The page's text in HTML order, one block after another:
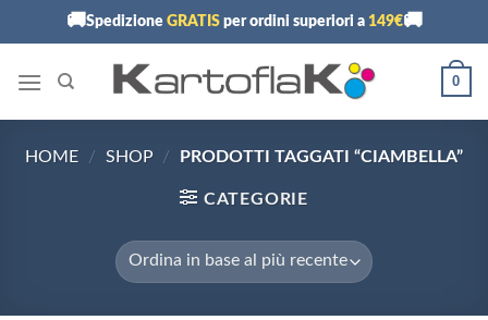
🚚Spedizione GRATISper ordini superiori a 149€🚚
0
HOME / SHOP / PRODOTTI TAGGATI “CIAMBELLA”
CATEGORIE